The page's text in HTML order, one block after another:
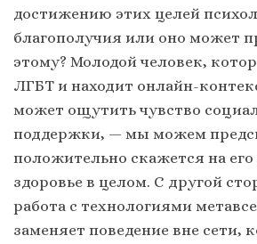
достижению этих целей
благополучия или оно может
этому? Молодой человек,
ЛГБТ и находит онлайн-
может ощутить чувство
поддержки, — мы можем
положительно скажется на
здоровье в целом. С другой
работа с технологиями
заменяет поведение вне сети,